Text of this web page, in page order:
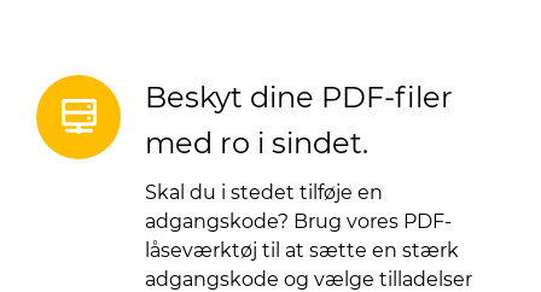
Beskyt dine PDF-filer
med ro i sindet.
Skal du i stedet tilføje en
adgangskode? Brug vores PDF-
låseværktøj til at sætte en stærk
adgangskode og vælge tilladelser